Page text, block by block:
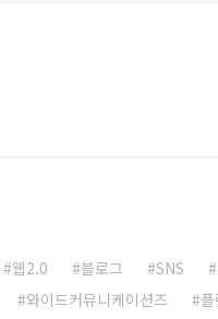
웹2.0 블로그 SNS
와이드커뮤니케이션즈